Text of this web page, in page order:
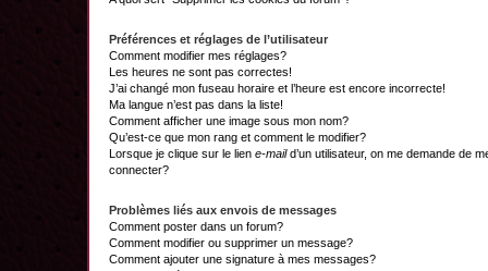
Préférences et réglages de l’utilisateur
Comment modifier mes réglages?
Les heures ne sont pas correctes!
J’ai changé mon fuseau horaire et l’heure est encore incorrecte!
Ma langue n’est pas dans la liste!
Comment afficher une image sous mon nom?
Qu’est-ce que mon rang et comment le modifier?
Lorsque je clique sur le lien e-maild’un utilisateur, on me demande de
connecter?
Problèmes liés aux envois de messages
Comment poster dans un forum?
Comment modifier ou supprimer un message?
Comment ajouter une signature à mes messages?